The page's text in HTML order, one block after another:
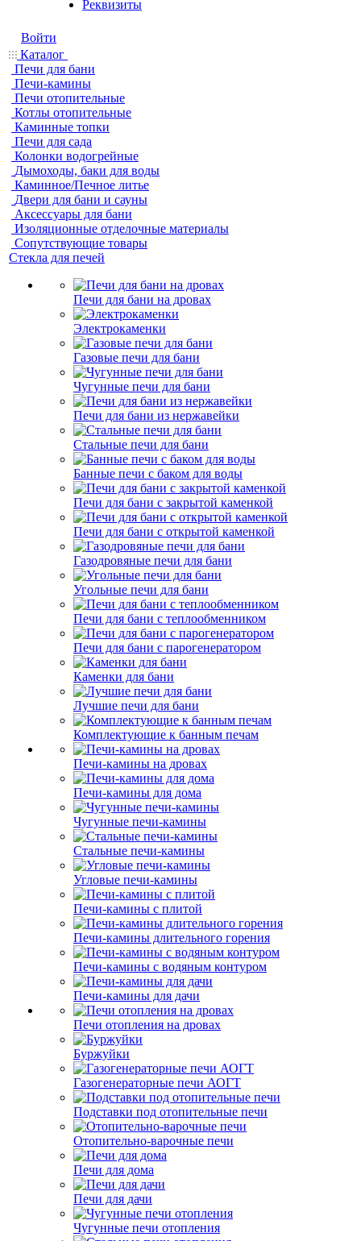
Реквизиты
Войти
Каталог
Печи для бани
Печи-камины
Печи отопительные
Котлы отопительные
Каминные топки
Печи для сада
Колонки водогрейные
Дымоходы, баки для воды
Каминное/Печное литье
Двери для бани и сауны
Аксессуары для бани
Изоляционные отделочные материалы
Сопутствующие товары
Стекла для печей
Печи для бани на дровах
Электрокаменки
Газовые печи для бани
Чугунные печи для бани
Печи для бани из нержавейки
Стальные печи для бани
Банные печи с баком для воды
Печи для бани с закрытой каменкой
Печи для бани с открытой каменкой
Газодровяные печи для бани
Угольные печи для бани
Печи для бани с теплообменником
Печи для бани с парогенератором
Каменки для бани
Лучшие печи для бани
Комплектующие к банным печам
Печи-камины на дровах
Печи-камины для дома
Чугунные печи-камины
Стальные печи-камины
Угловые печи-камины
Печи-камины с плитой
Печи-камины длительного горения
Печи-камины с водяным контуром
Печи-камины для дачи
Печи отопления на дровах
Буржуйки
Газогенераторные печи АОГТ
Подставки под отопительные печи
Отопительно-варочные печи
Печи для дома
Печи для дачи
Чугунные печи отопления